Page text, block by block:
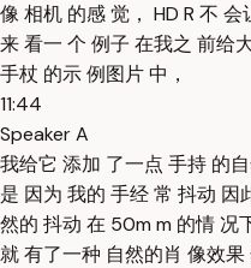
像 相机 的感 觉， HD R 不
来 看一 个 例子 在我之 前给
手杖 的示 例图片 中，
11:44
Speaker A
我给它 添加 了一点 手持 的
是 因为 我的 手经 常 抖动 因
然的 抖动 在 50m m 的情 况
就 有了一种 自然的肖 像效